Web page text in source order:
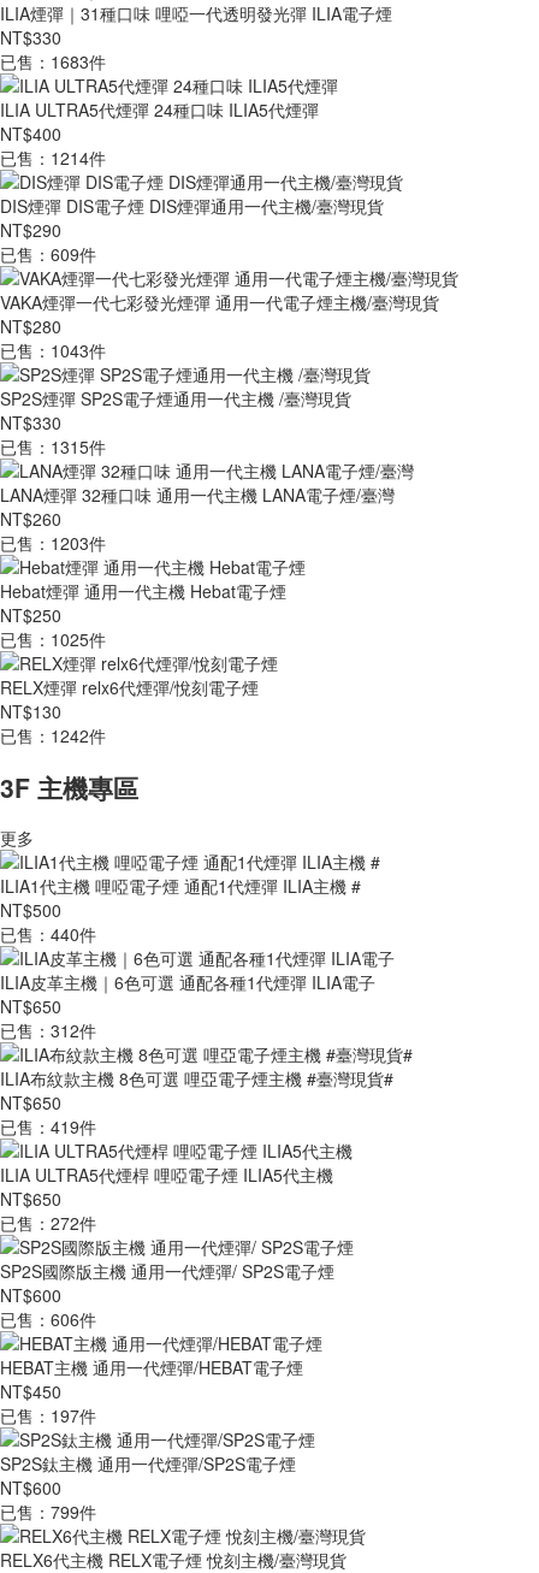
ILIA煙彈｜31種口味 哩啞一代透明發光彈 ILIA電子煙
NT$330
已售：1683件
ILIA ULTRA5代煙彈 24種口味 ILIA5代煙彈
NT$400
已售：1214件
DIS煙彈 DIS電子煙 DIS煙彈通用一代主機/臺灣現貨
NT$290
已售：609件
VAKA煙彈一代七彩發光煙彈 通用一代電子煙主機/臺灣現貨
NT$280
已售：1043件
SP2S煙彈 SP2S電子煙通用一代主機 /臺灣現貨
NT$330
已售：1315件
LANA煙彈 32種口味 通用一代主機 LANA電子煙/臺灣
NT$260
已售：1203件
Hebat煙彈 通用一代主機 Hebat電子煙
NT$250
已售：1025件
RELX煙彈 relx6代煙彈/悅刻電子煙
NT$130
已售：1242件
3F 主機專區
更多
ILIA1代主機 哩啞電子煙 通配1代煙彈 ILIA主機 #
NT$500
已售：440件
ILIA皮革主機｜6色可選 通配各種1代煙彈 ILIA電子
NT$650
已售：312件
ILIA布紋款主機 8色可選 哩亞電子煙主機 #臺灣現貨#
NT$650
已售：419件
ILIA ULTRA5代煙桿 哩啞電子煙 ILIA5代主機
NT$650
已售：272件
SP2S國際版主機 通用一代煙彈/ SP2S電子煙
NT$600
已售：606件
HEBAT主機 通用一代煙彈/HEBAT電子煙
NT$450
已售：197件
SP2S鈦主機 通用一代煙彈/SP2S電子煙
NT$600
已售：799件
RELX6代主機 RELX電子煙 悅刻主機/臺灣現貨